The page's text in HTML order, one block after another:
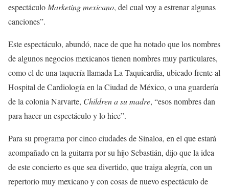
espectáculo Marketing mexicano, del cual voy a estrenar algunas
canciones”.
Este espectáculo, abundó, nace de que ha notado que los nombres
de algunos negocios mexicanos tienen nombres muy particulares,
como el de una taquería llamada La Taquicardia, ubicado frente al
Hospital de Cardiología en la Ciudad de México, o una guardería
de la colonia Narvarte, Children a su madre, “esos nombres dan
para hacer un espectáculo y lo hice”.
Para su programa por cinco ciudades de Sinaloa, en el que estará
acompañado en la guitarra por su hijo Sebastián, dijo que la idea
de este concierto es que sea divertido, que traiga alegría, con un
repertorio muy mexicano y con cosas de nuevo espectáculo de